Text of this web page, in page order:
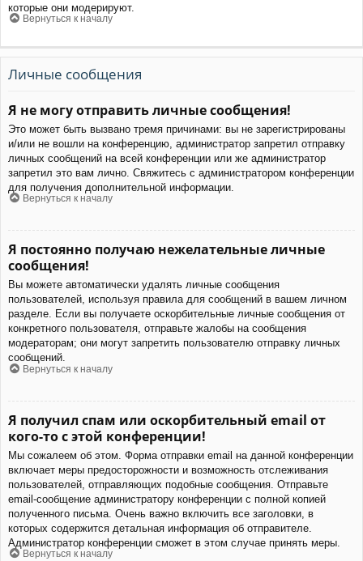
которые они модерируют.
Вернуться к началу
Личные сообщения
Я не могу отправить личные сообщения!
Это может быть вызвано тремя причинами: вы не зарегистрированы
и/или не вошли на конференцию, администратор запретил отправку
личных сообщений на всей конференции или же администратор
запретил это вам лично. Свяжитесь с администратором конференции
для получения дополнительной информации.
Вернуться к началу
Я постоянно получаю нежелательные личные
сообщения!
Вы можете автоматически удалять личные сообщения
пользователей, используя правила для сообщений в вашем личном
разделе. Если вы получаете оскорбительные личные сообщения от
конкретного пользователя, отправьте жалобы на сообщения
модераторам; они могут запретить пользователю отправку личных
сообщений.
Вернуться к началу
Я получил спам или оскорбительный email от
кого-то с этой конференции!
Мы сожалеем об этом. Форма отправки email на данной конференции
включает меры предосторожности и возможность отслеживания
пользователей, отправляющих подобные сообщения. Отправьте
email-сообщение администратору конференции с полной копией
полученного письма. Очень важно включить все заголовки, в
которых содержится детальная информация об отправителе.
Администратор конференции сможет в этом случае принять меры.
Вернуться к началу